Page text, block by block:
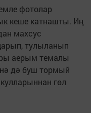
фотолар
кеше катнашты. Иң
махсус
тулыланып
аерым темалы
дә буш тормый
гөл